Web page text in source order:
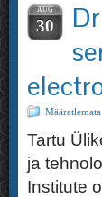
AUG
30
Määratlemata
Tartu
ja
Institute